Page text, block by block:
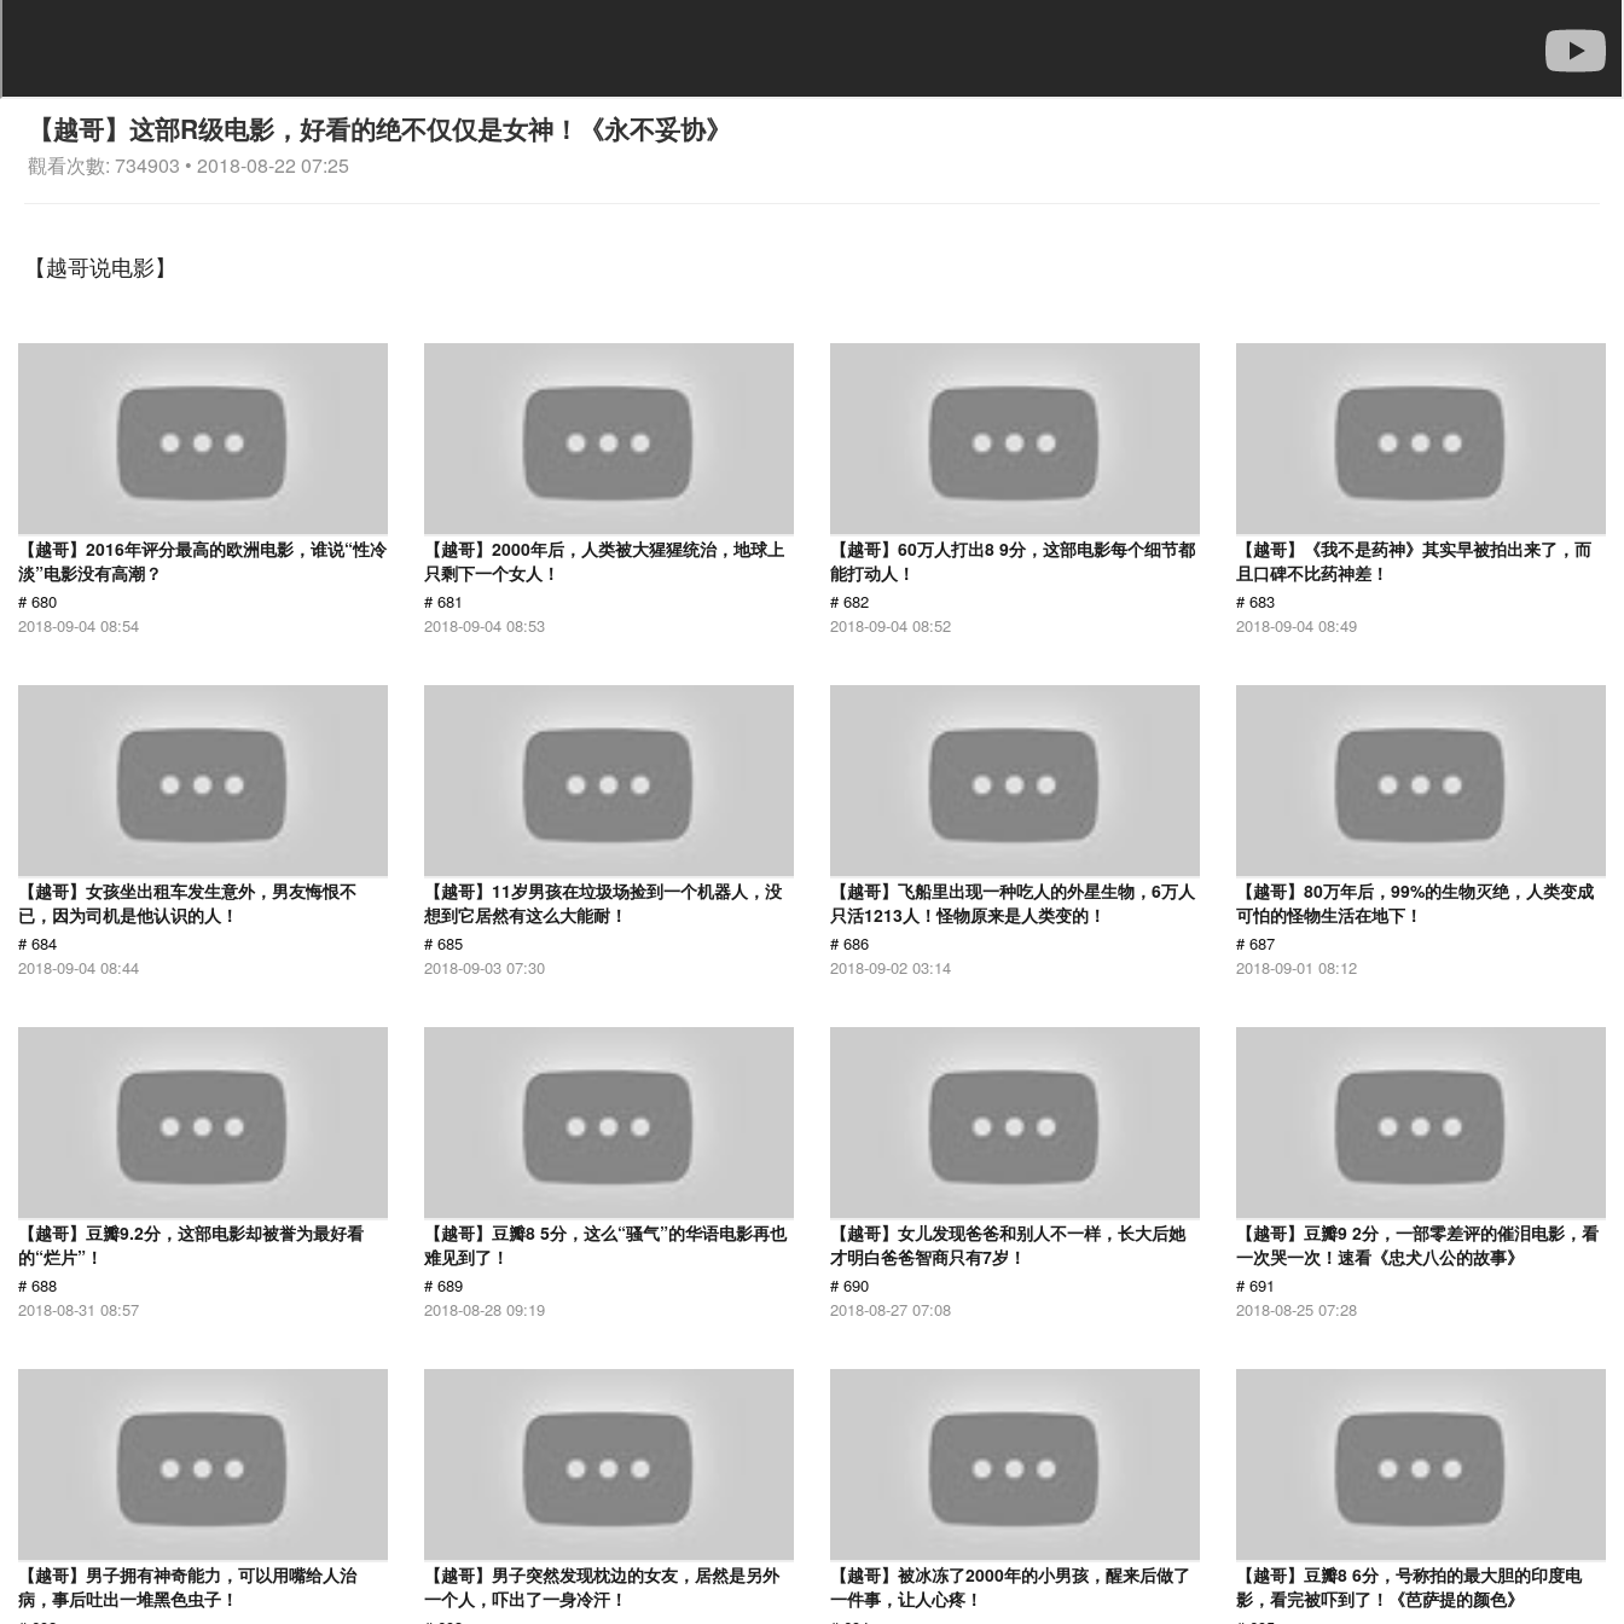
【越哥】这部R级电影，好看的绝不仅仅是女神！《永不妥协》
觀看次數: 734903 • 2018-08-22 07:25
【越哥说电影】
【越哥】2016年评分最高的欧洲电影，谁说“性冷
淡”电影没有高潮？
# 680
2018-09-04 08:54
【越哥】2000年后，人类被大猩猩统治，地球上
只剩下一个女人！
# 681
2018-09-04 08:53
【越哥】60万人打出8 9分，这部电影每个细节都
能打动人！
# 682
2018-09-04 08:52
【越哥】《我不是药神》其实早被拍出来了，而
且口碑不比药神差！
# 683
2018-09-04 08:49
【越哥】女孩坐出租车发生意外，男友悔恨不
已，因为司机是他认识的人！
# 684
2018-09-04 08:44
【越哥】11岁男孩在垃圾场捡到一个机器人，没
想到它居然有这么大能耐！
# 685
2018-09-03 07:30
【越哥】飞船里出现一种吃人的外星生物，6万人
只活1213人！怪物原来是人类变的！
# 686
2018-09-02 03:14
【越哥】80万年后，99%的生物灭绝，人类变成
可怕的怪物生活在地下！
# 687
2018-09-01 08:12
【越哥】豆瓣9.2分，这部电影却被誉为最好看
的“烂片”！
# 688
2018-08-31 08:57
【越哥】豆瓣8 5分，这么“骚气”的华语电影再也
难见到了！
# 689
2018-08-28 09:19
【越哥】女儿发现爸爸和别人不一样，长大后她
才明白爸爸智商只有7岁！
# 690
2018-08-27 07:08
【越哥】豆瓣9 2分，一部零差评的催泪电影，看
一次哭一次！速看《忠犬八公的故事》
# 691
2018-08-25 07:28
【越哥】男子拥有神奇能力，可以用嘴给人治
病，事后吐出一堆黑色虫子！
【越哥】男子突然发现枕边的女友，居然是另外
一个人，吓出了一身冷汗！
【越哥】被冰冻了2000年的小男孩，醒来后做了
一件事，让人心疼！
【越哥】豆瓣8 6分，号称拍的最大胆的印度电
影，看完被吓到了！《芭萨提的颜色》